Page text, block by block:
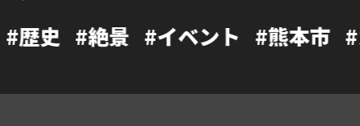
景 #イベント #熊本市 #カフェ